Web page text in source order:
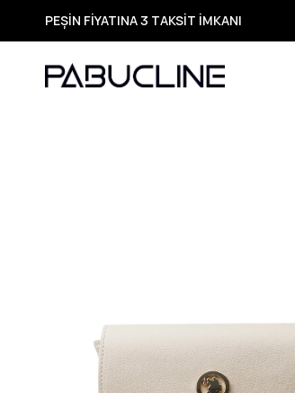
PEŞİN FİYATINA 3 TAKSİT İMKANI
TÜM ÜRÜNLERDE ÜCRETSİZ KARGO
Yeni Sezon Ürünlerde Özel Fırsatlar
Seçili Ürünlerde Hızlı Teslimat